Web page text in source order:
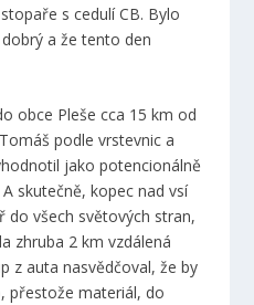
s cedulí CB. Bylo
a že tento den
obce Pleše cca 15 km od
podle vrstevnic a
jako potencionálně
skutečně, kopec nad vsí
do všech světových stran,
zhruba 2 km vzdálená
z auta nasvědčoval, že by
přestože materiál, do